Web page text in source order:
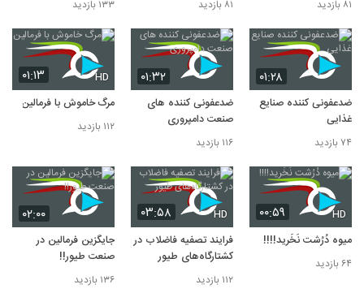
۸۱ بازدید ۸۱ بازدید ۱۳۳ بازدید
۰۱:۲۸
ضدعفونی کننده صنایع
غذایی
۷۴ بازدید
۰۱:۳۲
ضدعفونی کننده های
صنعت دامپروری
۱۱۶ بازدید
۰۱:۱۳ HD
مرگ خاموش با فرمالین
۱۱۲ بازدید
۰۰:۵۹ HD
میوه‌‌ دُرُشت نَخَرید!!!!
۶۴ بازدید
۰۳:۵۸ HD
فرایند تصفیه فاضلاب در
کشتارگاه‌های طیور
۱۱۲ بازدید
۰۲:۰۰
جایگزین فرمالین در
صنعت طیور!!
۱۳۶ بازدید